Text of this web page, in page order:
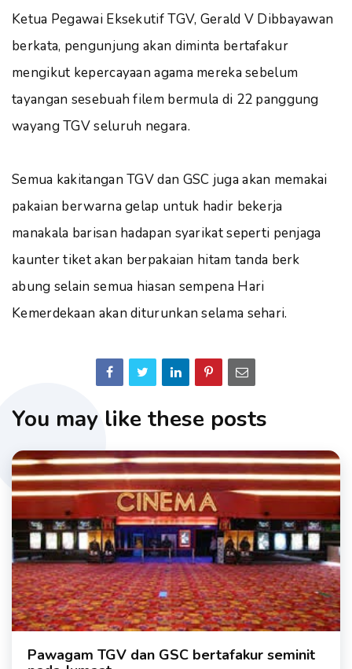
Ketua Pegawai Eksekutif TGV, Gerald V Dibbayawan
berkata, pengunjung akan diminta bertafakur
mengikut kepercayaan agama mereka sebelum
tayangan sesebuah filem bermula di 22 panggung
wayang TGV seluruh negara.
Semua kakitangan TGV dan GSC juga akan memakai
pakaian berwarna gelap untuk hadir bekerja
manakala barisan hadapan syarikat seperti penjaga
kaunter tiket akan berpakaian hitam tanda berk
abung selain semua hiasan sempena Hari
Kemerdekaan akan diturunkan selama sehari.
You may like these posts
Pawagam TGV dan GSC bertafakur seminit